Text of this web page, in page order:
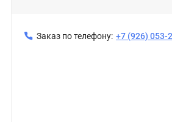
Заказ по телефону: +7 (926) 053-